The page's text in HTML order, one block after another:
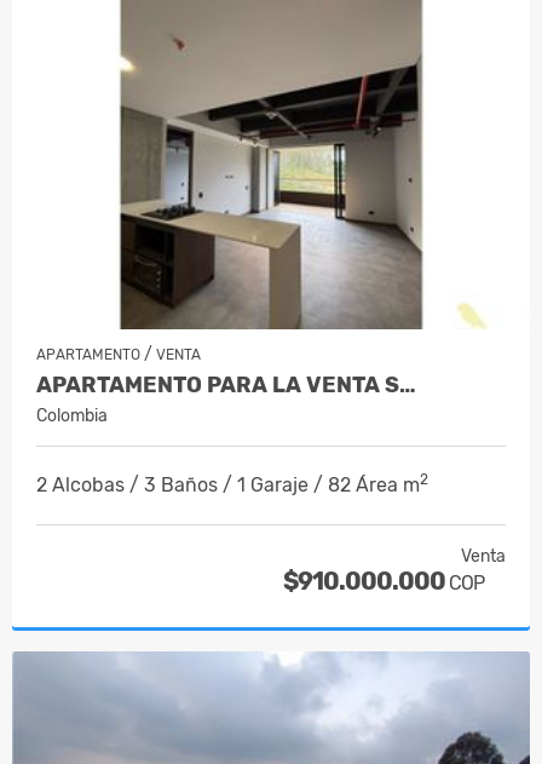
APARTAMENTO / VENTA
APARTAMENTO PARA LA VENTA S…
Colombia
2 Alcobas / 3 Baños / 1 Garaje / 82 Área m2
Venta
$910.000.000 COP